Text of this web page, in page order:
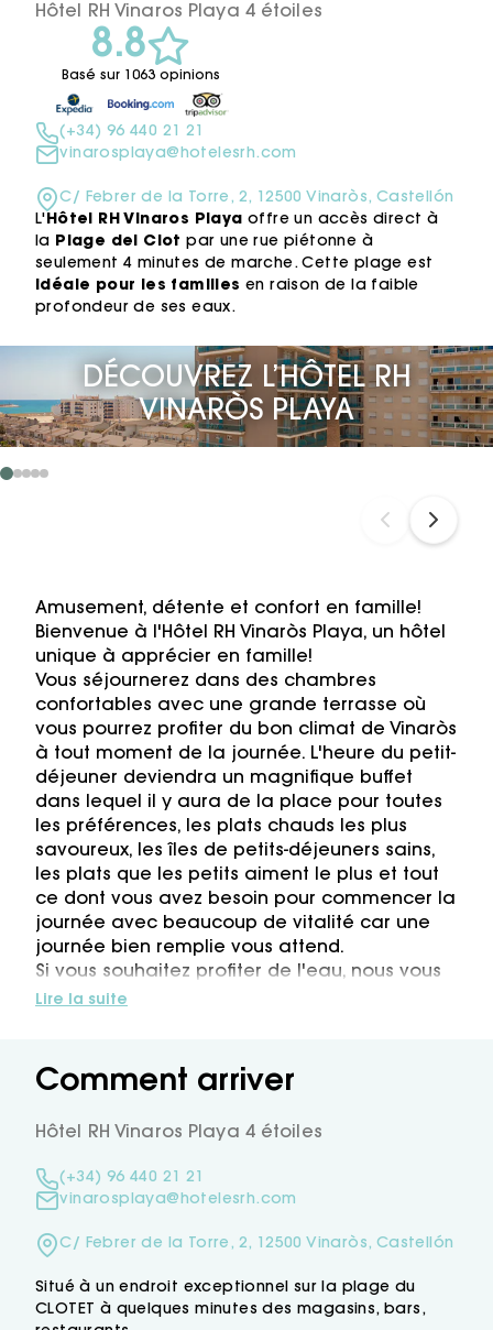
Hôtel RH Vinaros Playa 4 étoiles
8.8
Basé sur 1063 opinions
(+34) 96 440 21 21
vinarosplaya@hotelesrh.com
C/ Febrer de la Torre, 2, 12500 Vinaròs, Castellón
L'Hôtel RH Vinaros Playa offre un accès direct à
la Plage del Clot par une rue piétonne à
seulement 4 minutes de marche. Cette plage est
idéale pour les familles en raison de la faible
profondeur de ses eaux.
DÉCOUVREZ L’HÔTEL RH
VINARÒS PLAYA
Amusement, détente et confort en famille!
Bienvenue à l'Hôtel RH Vinaròs Playa, un hôtel
unique à apprécier en famille!
Vous séjournerez dans des chambres
confortables avec une grande terrasse où
vous pourrez profiter du bon climat de Vinaròs
à tout moment de la journée. L'heure du petit-
déjeuner deviendra un magnifique buffet
dans lequel il y aura de la place pour toutes
les préférences, les plats chauds les plus
savoureux, les îles de petits-déjeuners sains,
les plats que les petits aiment le plus et tout
ce dont vous avez besoin pour commencer la
journée avec beaucoup de vitalité car une
journée bien remplie vous attend.
Si vous souhaitez profiter de l'eau, nous vous
proposons deux options: découvrir la plage
profonde et à seulement quatre minutes de
l'Hôtel RH Vinaròs Playa et où vous pourrez
“Cachito”, auquel
vous accéderez directement par une rue
piétonne ou vous pourrez accéder à Playa
del Fortí, avec sa promenade, à seulement
dix minutes.
Une excellente option est de passer la
journée dans l'une de nos piscines conçues
pour toute la famille.
Lire la suite
Comment arriver
Hôtel RH Vinaros Playa 4 étoiles
(+34) 96 440 21 21
vinarosplaya@hotelesrh.com
C/ Febrer de la Torre, 2, 12500 Vinaròs, Castellón
Situé à un endroit exceptionnel sur la plage du
CLOTET à quelques minutes des magasins, bars,